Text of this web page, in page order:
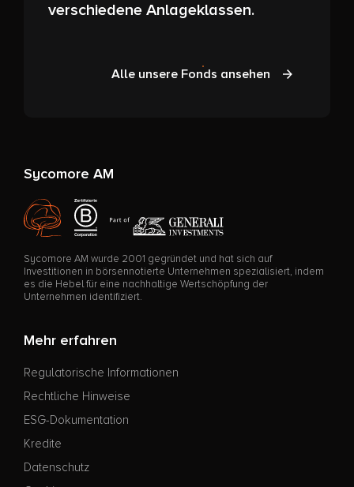
verschiedene Anlageklassen.
Alle unsere Fonds ansehen
Sycomore AM
Sycomore AM wurde 2001 gegründet und hat sich auf
Investitionen in börsennotierte Unternehmen spezialisiert, indem
es die Hebel für eine nachhaltige Wertschöpfung der
Unternehmen identifiziert.
Mehr erfahren
Regulatorische Informationen
Rechtliche Hinweise
ESG-Dokumentation
Kredite
Datenschutz